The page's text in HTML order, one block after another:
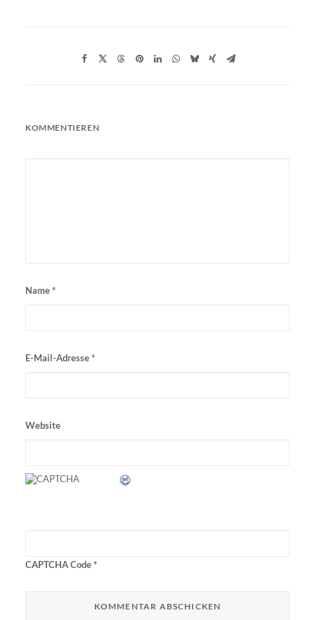
KOMMENTIEREN
Name*
E-Mail-Adresse*
Website
CAPTCHA Code*